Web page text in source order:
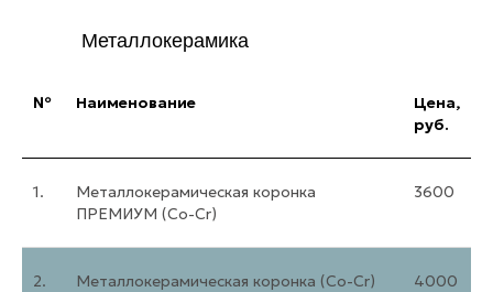
Металлокерамика
№ Наименование
Цена,
руб.
1.
Металлокерамическая коронка
ПРЕМИУМ (Co-Cr)
3600
2.
Металлокерамическая коронка (Co-Cr)
4000